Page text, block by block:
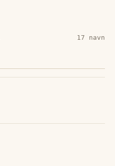
17 navn